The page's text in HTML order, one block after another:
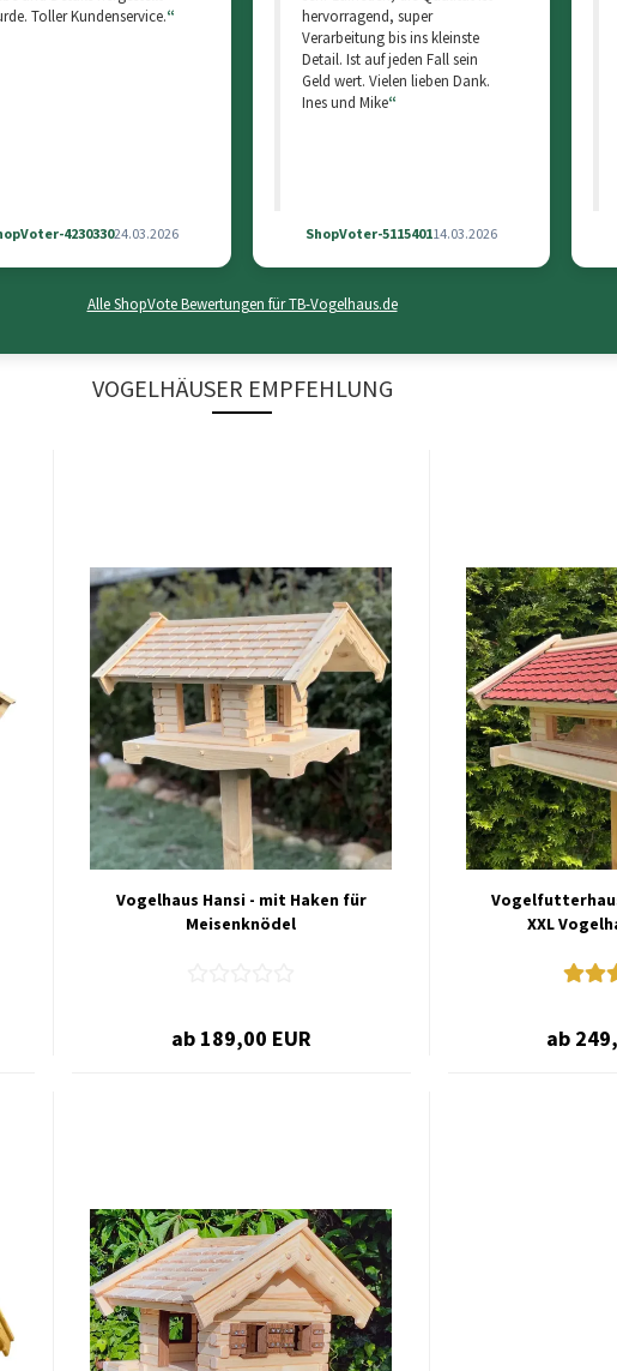
Toller Kundenservice.
423033024.03.2026
hervorragend, super
Verarbeitung bis ins kleinste
Detail. Ist auf jeden Fall sein
Geld wert. Vielen lieben Dank.
Ines und Mike
ShopVoter-511540114.03.2026
Alle ShopVote Bewertungen für TB-Vogelhaus.de
VOGELHÄUSER EMPFEHLUNG
Vogelhaus Hansi - mit Haken für
Meisenknödel
ab 189,00 EUR
XXL
ab